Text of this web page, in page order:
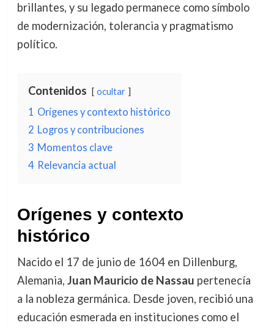
brillantes, y su legado permanece como símbolo
de modernización, tolerancia y pragmatismo
político.
Contenidos ocultar
1 Orígenes y contexto histórico
2 Logros y contribuciones
3 Momentos clave
4 Relevancia actual
Orígenes y contexto
histórico
Nacido el 17 de junio de 1604 en Dillenburg,
Alemania, Juan Mauricio de Nassau pertenecía
a la nobleza germánica. Desde joven, recibió una
educación esmerada en instituciones como el